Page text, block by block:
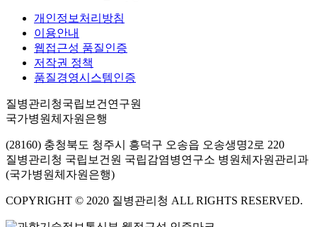
개인정보처리방침
이용안내
웹접근성 품질인증
저작권 정책
품질경영시스템인증
질병관리청국립보건연구원
국가병원체자원은행
(28160) 충청북도 청주시 흥덕구 오송읍 오송생명2로 220
질병관리청 국립보건원 국립감염병연구소 병원체자원관리과
(국가병원체자원은행)
COPYRIGHT © 2020 질병관리청 ALL RIGHTS RESERVED.